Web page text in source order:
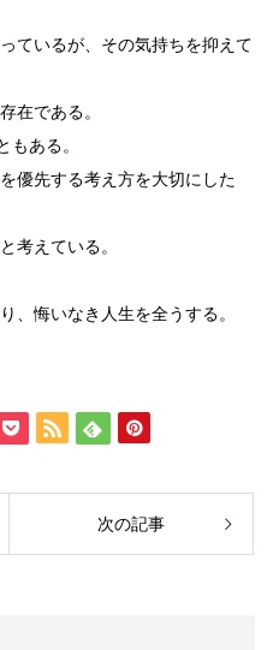
ているが、その気持ちを抑えて
在である。
もある。
優先する考え方を大切にした
考えている。
、悔いなき人生を全うする。
次の記事